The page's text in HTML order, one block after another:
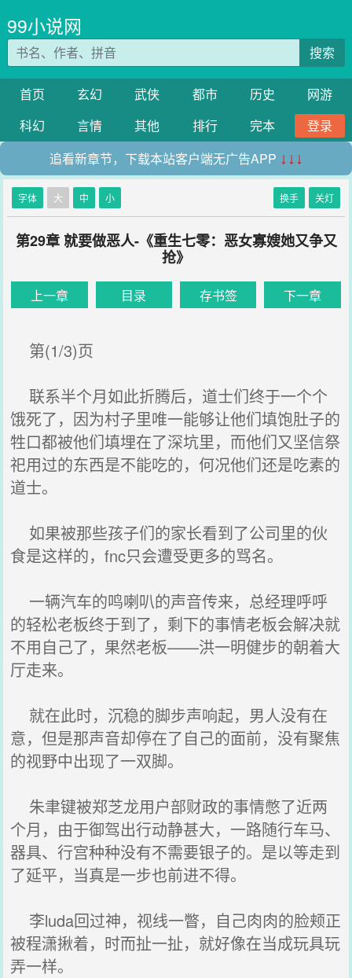
99小说网
搜索
首页 玄幻 武侠 都市 历史
网游
科幻
言情 其他 排行 完本
登录
追看新章节，下载本站客户端无广告APP ↓↓↓
字体 大 中 小 换手 关灯
第29章 就要做恶人-《重生七零：恶女寡嫂她又争又
抢》
上一章 目录 存书签 下一章
第(1/3)页
联系半个月如此折腾后，道士们终于一个个
饿死了，因为村子里唯一能够让他们填饱肚子的
牲口都被他们填埋在了深坑里，而他们又坚信祭
祀用过的东西是不能吃的，何况他们还是吃素的
道士。
如果被那些孩子们的家长看到了公司里的伙
食是这样的，fnc只会遭受更多的骂名。
一辆汽车的鸣喇叭的声音传来，总经理呼呼
的轻松老板终于到了，剩下的事情老板会解决就
不用自己了，果然老板——洪一明健步的朝着大
厅走来。
就在此时，沉稳的脚步声响起，男人没有在
意，但是那声音却停在了自己的面前，没有聚焦
的视野中出现了一双脚。
朱聿键被郑芝龙用户部财政的事情憋了近两
个月，由于御驾出行动静甚大，一路随行车马、
器具、行宫种种没有不需要银子的。是以等走到
了延平，当真是一步也前进不得。
李luda回过神，视线一瞥，自己肉肉的脸颊正
被程潇揪着，时而扯一扯，就好像在当成玩具玩
弄一样。